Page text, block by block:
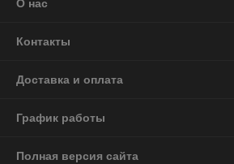
О нас
Контакты
Доставка и оплата
График работы
Полная версия сайта